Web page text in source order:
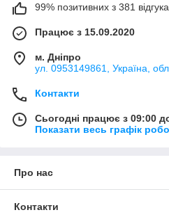
99% позитивних з 381 відгука
Працює з 15.09.2020
м. Дніпро
ул. 0953149861, Україна,
Контакти
Сьогодні працює з 09:00
Показати весь графік
Про нас
Контакти